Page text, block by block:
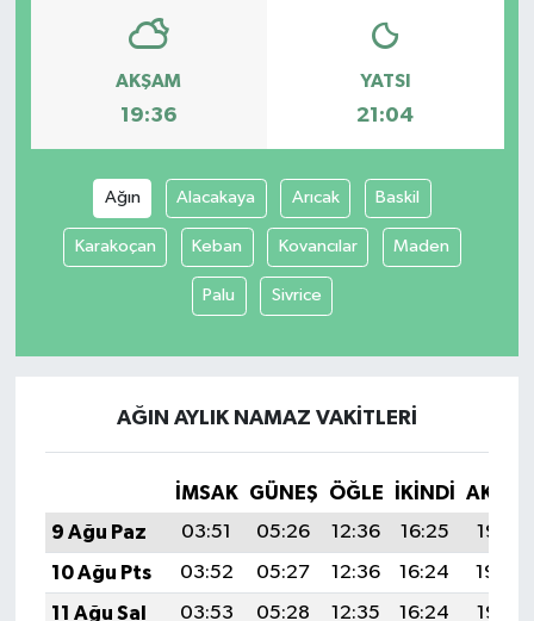
AKŞAM
19:36
YATSI
21:04
Ağın Alacakaya Arıcak Baskil
Karakoçan Keban Kovancılar Maden
Palu Sivrice
AĞIN AYLIK NAMAZ VAKITLERI
İMSAK GÜNEŞ ÖĞLE İKINDI
9 Ağu Paz
03:51 05:26 12:36 16:25
19:36
10 Ağu Pts
03:52 05:27 12:36 16:24
19:34
11 Ağu Sal
03:53 05:28 12:35 16:24
19:33